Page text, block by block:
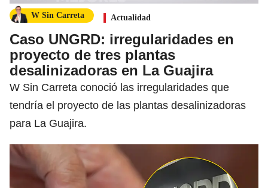
W Sin Carreta Actualidad
Caso UNGRD: irregularidades en
proyecto de tres plantas
desalinizadoras en La Guajira
W Sin Carreta conoció las irregularidades que
tendría el proyecto de las plantas desalinizadoras
para La Guajira.